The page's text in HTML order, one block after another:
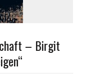
– Birgit